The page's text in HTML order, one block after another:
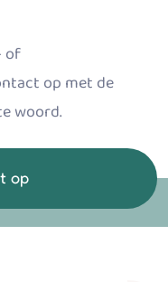
of
op met de
woord.
op